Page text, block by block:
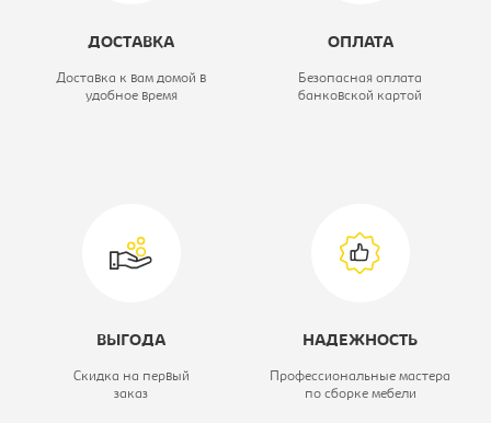
Глубина, мм:
ДОСТАВКА
Доставка к вам домой в
удобное время
ОПЛАТА
Безопасная оплата
банковской картой
ВЫГОДА
Скидка на первый
заказ
НАДЕЖНОСТЬ
Профессиональные мастера
по сборке мебели